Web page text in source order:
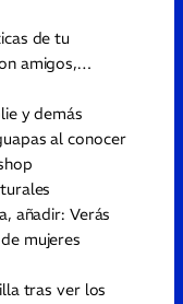
de tu
amigos,…
y demás
al conocer
añadir: Verás
mujeres
tras ver los